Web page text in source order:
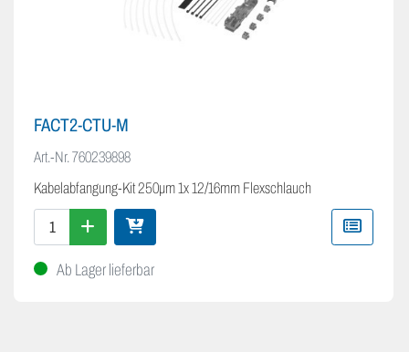
FACT2-CTU-M
Art.-Nr.760239898
Kabelabfangung-Kit 250μm 1x 12/16mm Flexschlauch
Ab Lager lieferbar